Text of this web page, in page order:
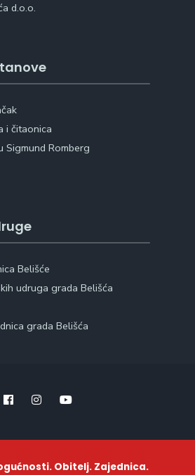
d.o.o.
i čitaonica
Sigmund Romberg
Belišće
udruga grada Belišća
grada Belišća
Obitelj. Zajednica.